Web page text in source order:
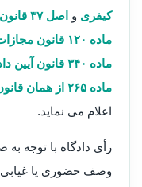
کیفری و اصل ۳۷ قانون اساسی جمهوری اسلامی ایران
ماده ۱۲۰ قانون مجازات اسلامی مصوب ۱۳۹۲
ماده ۳۴۰ قانون آیین دادرسی کیفری مصوب ۱۳۹۲
ماده ۲۶۵ از همان قانون
اعلام می نماید.
رأی دادگاه با توجه
وصف حضوری یا